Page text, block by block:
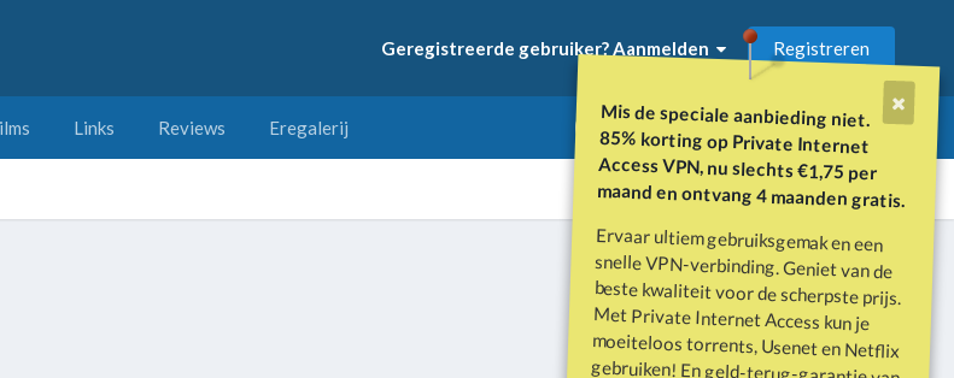
Mis de speciale aanbieding niet.
85% korting op Private Internet
Access VPN, nu slechts €1,75 per
maand en ontvang 4 maanden gratis.
Ervaar ultiem gebruiksgemak en een
snelle VPN-verbinding. Geniet van de
beste kwaliteit voor de scherpste prijs.
Met Private Internet Access kun je
moeiteloos torrents, Usenet en Netflix
gebruiken! En geld-terug-garantie van
30 dagen, dus je kunt het risicovrij
Geregistreerde gebruiker? Aanmelden Registreren
Links Reviews Eregalerij
Alle activiteit